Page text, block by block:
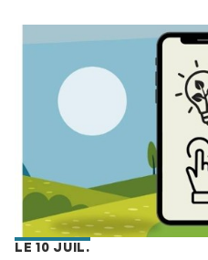
LE 10 JUIL.